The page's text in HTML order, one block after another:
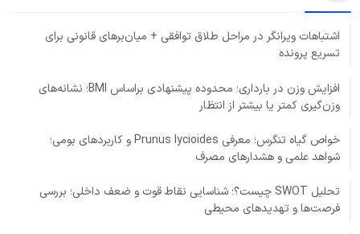
اشتباهات ویرانگر در مراحل طلاق توافقی + میان‌برهای قانونی برای
تسریع پرونده
افزایش وزن در بارداری؛ محدوده پیشنهادی براساس BMI؛ نشانه‌های
وزن‌گیری کمتر یا بیشتر از انتظار
خواص گیاه تنگرس؛ معرفی Prunus lycioides و کاربردهای بومی؛
شواهد علمی و هشدارهای مصرف
تحلیل SWOT چیست؟؛ شناسایی نقاط قوت و ضعف داخلی؛ بررسی
فرصت‌ها و تهدیدهای محیطی